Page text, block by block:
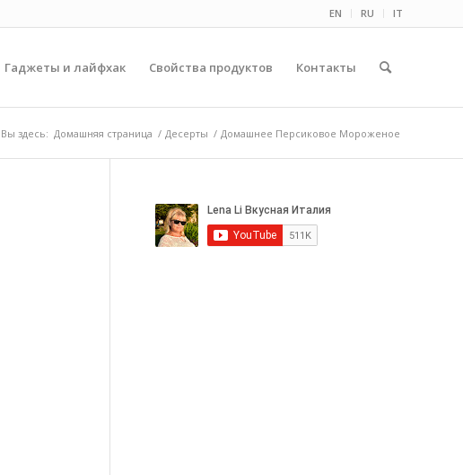
EN RU IT
Гаджеты и лайфхак Свойства продуктов Контакты
Вы здесь: Домашняя страница / Десерты / Домашнее Персиковое Мороженое